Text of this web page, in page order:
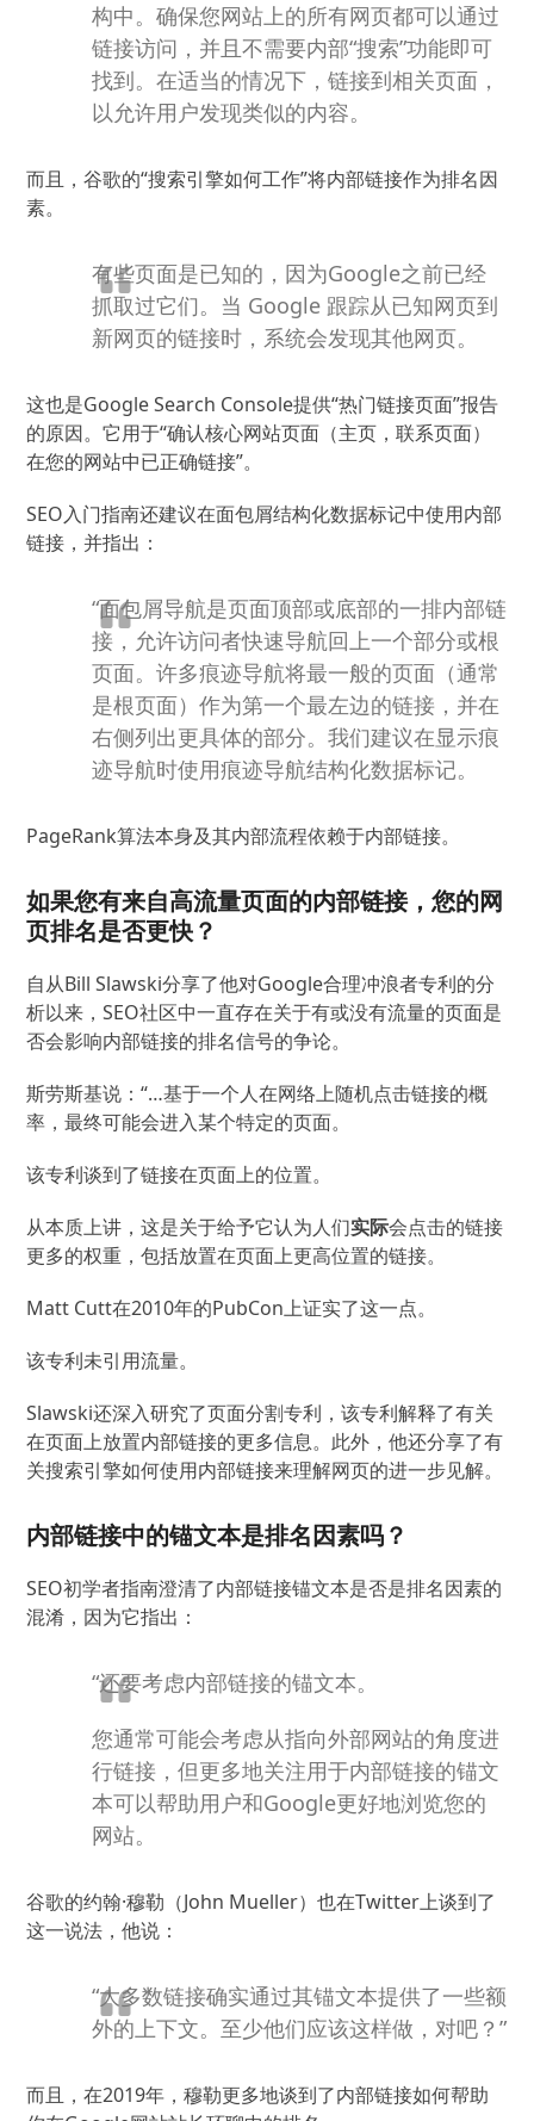
构中。确保您网站上的所有网页都可以通过
链接访问，并且不需要内部“搜索”功能即可
找到。在适当的情况下，链接到相关页面，
以允许用户发现类似的内容。
而且，谷歌的“搜索引擎如何工作”将内部链接作为排名因
素。
有些页面是已知的，因为Google之前已经
抓取过它们。 当 Google 跟踪从已知网页到
新网页的链接时，系统会发现其他网页。
这也是Google Search Console提供“热门链接页面”报告
的原因。它用于“确认核心网站页面（主页，联系页面）
在您的网站中已正确链接”。
SEO入门指南还建议在面包屑结构化数据标记中使用内部
链接，并指出：
“面包屑导航是页面顶部或底部的一排内部链
接，允许访问者快速导航回上一个部分或根
页面。许多痕迹导航将最一般的页面（通常
是根页面）作为第一个最左边的链接，并在
右侧列出更具体的部分。我们建议在显示痕
迹导航时使用痕迹导航结构化数据标记。
PageRank算法本身及其内部流程依赖于内部链接。
如果您有来自高流量页面的内部链接，您的网
页排名是否更快？
自从Bill Slawski分享了他对Google合理冲浪者专利的分
析以来，SEO社区中一直存在关于有或没有流量的页面是
否会影响内部链接的排名信号的争论。
斯劳斯基说：“…基于一个人在网络上随机点击链接的概
率，最终可能会进入某个特定的页面。
该专利谈到了链接在页面上的位置。
从本质上讲，这是关于给予它认为人们实际会点击的链接
更多的权重，包括放置在页面上更高位置的链接。
Matt Cutt在2010年的PubCon上证实了这一点。
该专利未引用流量。
Slawski还深入研究了页面分割专利，该专利解释了有关
在页面上放置内部链接的更多信息。 此外，他还分享了有
关搜索引擎如何使用内部链接来理解网页的进一步见解。
内部链接中的锚文本是排名因素吗？
SEO初学者指南澄清了内部链接锚文本是否是排名因素的
混淆，因为它指出：
“还要考虑内部链接的锚文本。
您通常可能会考虑从指向外部网站的角度进
行链接，但更多地关注用于内部链接的锚文
本可以帮助用户和Google更好地浏览您的
网站。
谷歌的约翰·穆勒（John Mueller）也在Twitter上谈到了
这一说法，他说：
“大多数链接确实通过其锚文本提供了一些额
外的上下文。至少他们应该这样做，对吧？”
而且，在2019年，穆勒更多地谈到了内部链接如何帮助